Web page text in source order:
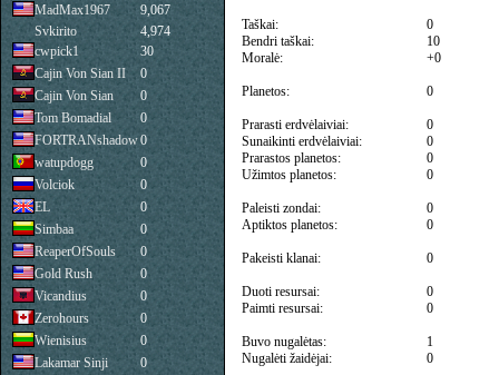
Taškai:
Bendri taškai:
Moralė:
Planetos:
Prarasti erdvėlaiviai:
Sunaikinti erdvėlaiviai:
Prarastos planetos:
Užimtos planetos:
Paleisti zondai:
Aptiktos planetos:
Pakeisti klanai:
Duoti resursai:
Paimti resursai:
Buvo nugalėtas:
Nugalėti žaidėjai:
0
10
+0
0
0
0
0
0
0
0
0
0
0
1
0
MadMax1967
9,067
Svkirito
4,974
cwpick1
30
Cajin Von Sian II
0
Cajin Von Sian
0
Tom Bomadial
0
FORTRANshadow0
watupdogg
0
Volciok
0
EL
0
Simbaa
0
ReaperOfSouls
0
Gold Rush
0
Vicandius
0
Zerohours
0
Wienisius
0
Lakamar Sinji
0